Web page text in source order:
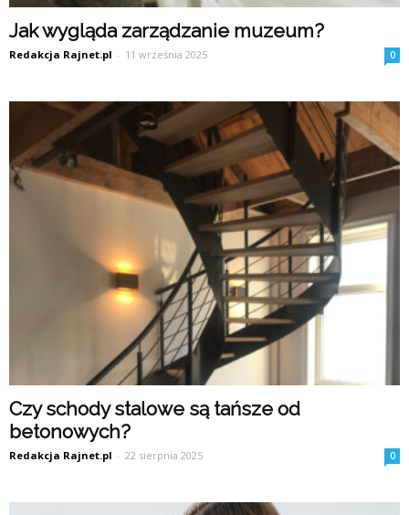
Jak wygląda zarządzanie muzeum?
Redakcja Rajnet.pl - 11 września 2025 0
Czy schody stalowe są tańsze od
betonowych?
Redakcja Rajnet.pl - 22 sierpnia 2025 0